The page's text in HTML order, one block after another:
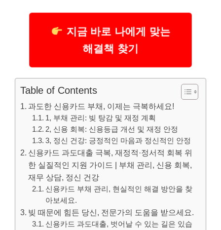
지금 바로 나에게 맞는
해결책 찾기
Table of Contents
과도한 신용카드 부채, 이제는 극복하세요!
1, 부채 관리: 빚 탕감 및 재정 계획
2, 신용 회복: 신용등급 개선 및 재정 안정
3, 정신 건강: 긍정적인 마음과 정신적인 안정
신용카드 과도대출 극복, 재정적·정서적 회복 위
한 실질적인 지원 가이드 | 부채 관리, 신용 회복,
재무 상담, 정신 건강
신용카드 부채 관리, 현실적인 해결 방안을 찾
아보세요.
빚 때문에 힘든 당신, 전문가의 도움을 받으세요.
신용카드 과도대출, 벗어날 수 있는 길은 있습